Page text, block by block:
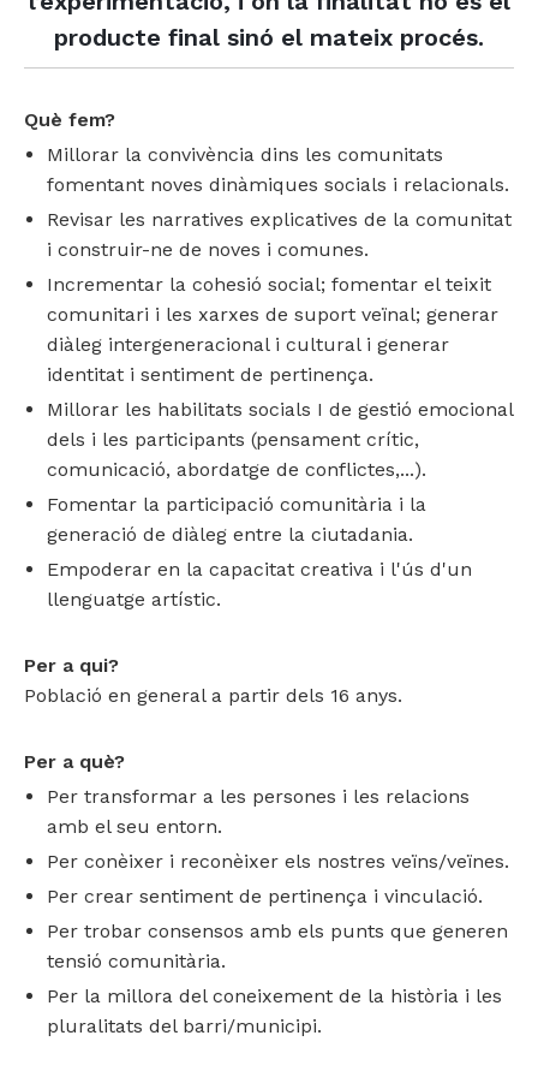
Coordinació parental
Grups familiars
Escola de famílies
Pràctiques restauratives en l'àmbit educatiu
Formació i assessorament
Dinamització i gamificació
Teatre social
Sensibilitzacio i participacio vers la recollida de residus
Projecte Radars
Mediació i convivència
Empresa i organitzacions
Conflictes empresarials
Formació
Procés permanent d'aprenentatge
Àmbit penitenciari
Projecte intra-penitenciari
Diàlegs i acords pre-llibertat
Mediació i MASC
Mediació i gestió alternativa de conflictes
Assessoria
Conflictes organitzacionals
producte final sinó el mateix procés.
Què fem?
Millorar la convivència dins les comunitats
fomentant noves dinàmiques socials i relacionals.
Revisar les narratives explicatives de la comunitat
i construir-ne de noves i comunes.
Incrementar la cohesió social; fomentar el teixit
comunitari i les xarxes de suport veïnal; generar
diàleg intergeneracional i cultural i generar
identitat i sentiment de pertinença.
Millorar les habilitats socials I de gestió emocional
dels i les participants (pensament crític,
comunicació, abordatge de conflictes,...).
Fomentar la participació comunitària i la
generació de diàleg entre la ciutadania.
Empoderar en la capacitat creativa i l'ús d'un
llenguatge artístic.
Per a qui?
Població en general a partir dels 16 anys.
Per a què?
Per transformar a les persones i les relacions
amb el seu entorn.
Per conèixer i reconèixer els nostres veïns/veïnes.
Per crear sentiment de pertinença i vinculació.
Per trobar consensos amb els punts que generen
tensió comunitària.
Per la millora del coneixement de la història i les
pluralitats del barri/municipi.